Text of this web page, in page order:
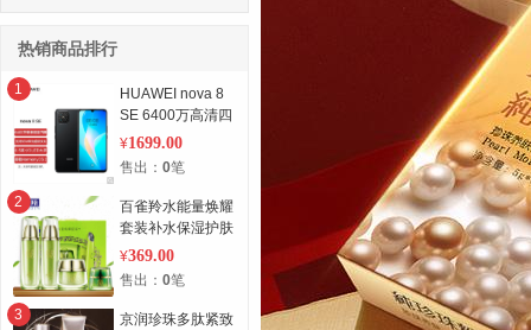
热销商品排行
1
HUAWEI nova 8
SE 6400万高清四
摄 支持66W超级
快充 6.5英寸
OLED大屏 全网通
黑 128G
¥1699.00
售出： 0笔
2
百雀羚水能量焕耀
套装补水保湿护肤
套装 两件套 翠绿
200ml
¥369.00
售出： 0笔
3
京润珍珠多肽紧致